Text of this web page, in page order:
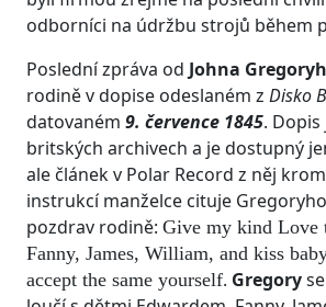
odborníci na údržbu strojů během
Poslední zpráva od Johna
rodině v dopise odeslaném z Disko
datovaném 9. července 1845.
britských archivech a je dostupný
ale článek v Polar Record z něj
instrukcí manželce cituje
pozdrav rodině: Give my kind Love
Fanny, James, William, and kiss
accept the same yourself. Gregory